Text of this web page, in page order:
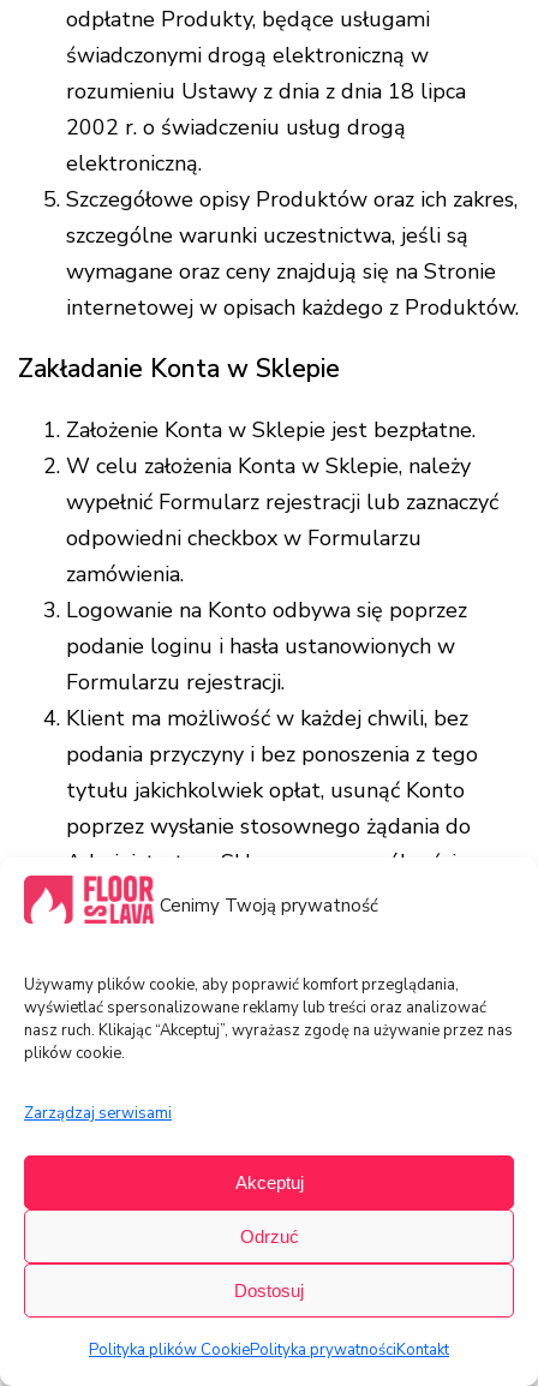
Cenimy Twoją prywatność
Używamy plików cookie, aby poprawić komfort przeglądania,
wyświetlać spersonalizowane reklamy lub treści oraz analizować
nasz ruch. Klikając “Akceptuj”, wyrażasz zgodę na używanie przez nas
plików cookie.
Zarządzaj serwisami
Akceptuj
Odrzuć
Dostosuj
Polityka plików CookiePolityka prywatnościKontakt
odpłatne Produkty, będące usługami
świadczonymi drogą elektroniczną w
rozumieniu Ustawy z dnia z dnia 18 lipca
2002 r. o świadczeniu usług drogą
elektroniczną.
Szczegółowe opisy Produktów oraz ich zakres,
szczególne warunki uczestnictwa, jeśli są
wymagane oraz ceny znajdują się na Stronie
internetowej w opisach każdego z Produktów.
Zakładanie Konta w Sklepie
Założenie Konta w Sklepie jest bezpłatne.
W celu założenia Konta w Sklepie, należy
wypełnić Formularz rejestracji lub zaznaczyć
odpowiedni checkbox w Formularzu
zamówienia.
Logowanie na Konto odbywa się poprzez
podanie loginu i hasła ustanowionych w
Formularzu rejestracji.
Klient ma możliwość w każdej chwili, bez
podania przyczyny i bez ponoszenia z tego
tytułu jakichkolwiek opłat, usunąć Konto
poprzez wysłanie stosownego żądania do
Administratora Sklepu, w szczególności za
pośrednictwem poczty elektronicznej na
Prawa autorskie
Wszystkie treści, tj. zdjęcia ich opisy oraz inne
elementy oprogramowania, dostępne na
ochroną prawa autorskiego, a prawa te
przysługują Administratorowi sklepu lub
posiada do nich stosowne licencje.
Zabronione jest powielanie i
rozpowszechnianie w jakiejkolwiek formie